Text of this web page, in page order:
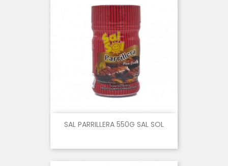
SAL PARRILLERA 550G SAL SOL